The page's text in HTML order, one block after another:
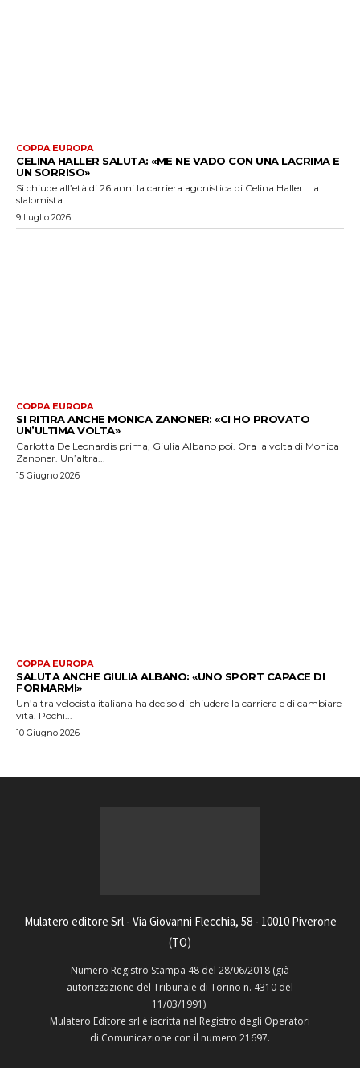
COPPA EUROPA
CELINA HALLER SALUTA: «ME NE VADO CON UNA LACRIMA E
UN SORRISO»
Si chiude all’età di 26 anni la carriera agonistica di Celina Haller. La
slalomista...
9 Luglio 2026
COPPA EUROPA
SI RITIRA ANCHE MONICA ZANONER: «CI HO PROVATO
UN’ULTIMA VOLTA»
Carlotta De Leonardis prima, Giulia Albano poi. Ora la volta di Monica
Zanoner. Un’altra...
15 Giugno 2026
COPPA EUROPA
SALUTA ANCHE GIULIA ALBANO: «UNO SPORT CAPACE DI
FORMARMI»
Un’altra velocista italiana ha deciso di chiudere la carriera e di cambiare
vita. Pochi...
10 Giugno 2026
Mulatero editore Srl - Via Giovanni Flecchia, 58 - 10010 Piverone
(TO)
Numero Registro Stampa 48 del 28/06/2018 (già
autorizzazione del Tribunale di Torino n. 4310 del
11/03/1991).
Mulatero Editore srl è iscritta nel Registro degli Operatori
di Comunicazione con il numero 21697.